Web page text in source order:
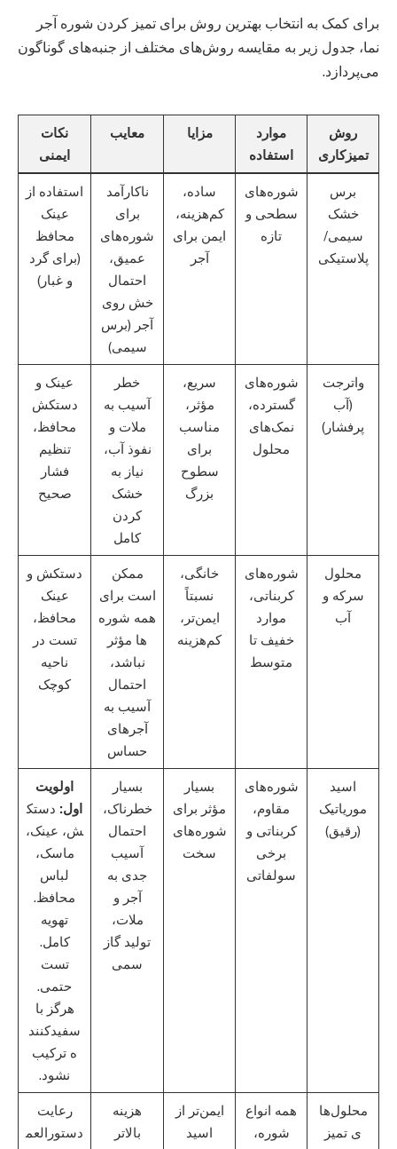
برای کمک به انتخاب بهترین روش برای تمیز کردن شوره آجر
نما، جدول زیر به مقایسه روش‌های مختلف از جنبه‌های گوناگون
می‌پردازد.
روش
تمیزکاری
موارد
استفاده
مزایا معایب
نکات
ایمنی
برس
خشک
سیمی/
پلاستیکی
شوره‌های
سطحی و
تازه
ساده،
کم‌هزینه،
ایمن برای
آجر
ناکارآمد
برای
شوره‌های
عمیق،
احتمال
خش روی
آجر (برس
سیمی)
استفاده از
عینک
محافظ
(برای گرد
و غبار)
واترجت
(آب
پرفشار)
شوره‌های
گسترده،
نمک‌های
محلول
سریع،
مؤثر،
مناسب
برای
سطوح
بزرگ
خطر
آسیب به
ملات و
نفوذ آب،
نیاز به
خشک
کردن
کامل
عینک و
دستکش
محافظ،
تنظیم
فشار
صحیح
محلول
سرکه و
آب
شوره‌های
کربناتی،
موارد
خفیف تا
متوسط
خانگی،
نسبتاً
ایمن‌تر،
کم‌هزینه
ممکن
است برای
همه شوره
ها مؤثر
نباشد،
احتمال
آسیب به
آجرهای
حساس
دستکش و
عینک
محافظ،
تست در
ناحیه
کوچک
اسید
موریاتیک
(رقیق)
شوره‌های
مقاوم،
کربناتی و
برخی
سولفاتی
بسیار
مؤثر برای
شوره‌های
سخت
بسیار
خطرناک،
احتمال
آسیب
جدی به
آجر و
ملات،
تولید گاز
سمی
اولویت
اول: دستک
ش، عینک،
ماسک،
لباس
محافظ.
تهویه
کامل.
تست
حتمی.
هرگز با
سفیدکنند
ه ترکیب
نشود.
محلول‌ها
ی تمیز
همه انواع
شوره،
ایمن‌تر از
اسید
هزینه
بالاتر
رعایت
دستورالعم